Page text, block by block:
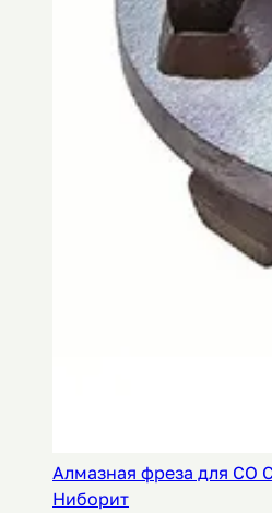
Алмазная фреза для СО
Ниборит